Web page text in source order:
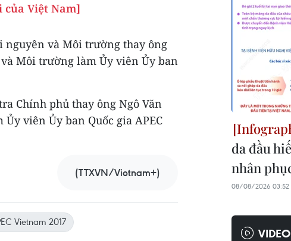
của Việt Nam]
nguyên và Môi trường thay ông
Môi trường làm Ủy viên Ủy ban
Chính phủ thay ông Ngô Văn
viên Ủy ban Quốc gia APEC
(TTXVN/Vietnam+)
Vietnam 2017
da đầu
nhân
08/08/2026 03:52
VIDEO